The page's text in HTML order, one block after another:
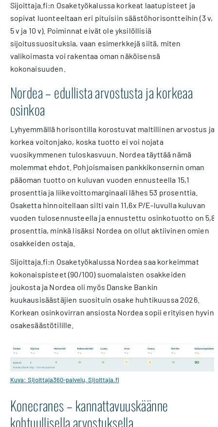
Sijoittaja.fi:n Osaketyökalussa korkeat laatupisteet ja
sopivat luonteeltaan eri pituisiin säästöhorisontteihin (3 v,
5 v ja 10 v). Poiminnat eivät ole yksilöllisiä
sijoitussuosituksia, vaan esimerkkejä siitä, miten
valikoimasta voi rakentaa oman näköisensä
kokonaisuuden.
Nordea – edullista arvostusta ja korkeaa
osinkoa
Lyhyemmällä horisontilla korostuvat maltillinen arvostus ja
korkea voitonjako, koska tuotto ei voi nojata
vuosikymmenen tuloskasvuun. Nordea täyttää nämä
molemmat ehdot. Pohjoismaisen pankkikonsernin oman
pääoman tuotto on kuluvan vuoden ennusteella 15,1
prosenttia ja liikevoittomarginaali lähes 53 prosenttia.
Osaketta hinnoitellaan silti vain 11,6x P/E-luvulla kuluvan
vuoden tulosennusteella ja ennustettu osinkotuotto on 5,8
prosenttia, minkä lisäksi Nordea on ollut aktiivinen omien
osakkeiden ostaja.
Sijoittaja.fi:n Osaketyökalussa Nordea saa korkeimmat
kokonaispisteet (90/100) suomalaisten osakkeiden
joukosta ja Nordea oli myös Danske Bankin
kuukausisäästäjien suosituin osake huhtikuussa 2026.
Korkean osinkovirran ansiosta Nordea sopii erityisen hyvin
osakesäästötilille.
Kuva: Sijoittaja360-palvelu, Sijoittaja.fi
Konecranes – kannattavuuskäänne
kohtuullisella arvostuksella